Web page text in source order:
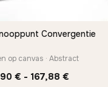
SNEL BEKIJKEN
Convergentie
op canvas · Abstract
€ - 167,88 €